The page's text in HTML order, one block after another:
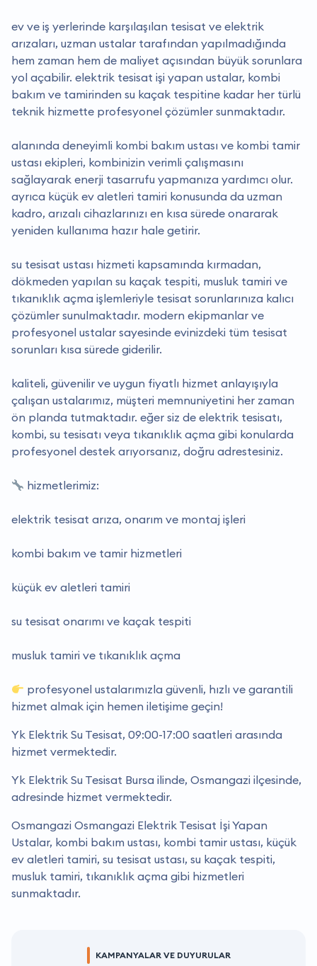
ev ve iş yerlerinde karşılaşılan tesisat ve elektrik
arızaları, uzman ustalar tarafından yapılmadığında
hem zaman hem de maliyet açısından büyük sorunlara
yol açabilir. elektrik tesisat i̇şi yapan ustalar, kombi
bakım ve tamirinden su kaçak tespitine kadar her türlü
teknik hizmette profesyonel çözümler sunmaktadır.
alanında deneyimli kombi bakım ustası ve kombi tamir
ustası ekipleri, kombinizin verimli çalışmasını
sağlayarak enerji tasarrufu yapmanıza yardımcı olur.
ayrıca küçük ev aletleri tamiri konusunda da uzman
kadro, arızalı cihazlarınızı en kısa sürede onararak
yeniden kullanıma hazır hale getirir.
su tesisat ustası hizmeti kapsamında kırmadan,
dökmeden yapılan su kaçak tespiti, musluk tamiri ve
tıkanıklık açma işlemleriyle tesisat sorunlarınıza kalıcı
çözümler sunulmaktadır. modern ekipmanlar ve
profesyonel ustalar sayesinde evinizdeki tüm tesisat
sorunları kısa sürede giderilir.
kaliteli, güvenilir ve uygun fiyatlı hizmet anlayışıyla
çalışan ustalarımız, müşteri memnuniyetini her zaman
ön planda tutmaktadır. eğer siz de elektrik tesisatı,
kombi, su tesisatı veya tıkanıklık açma gibi konularda
profesyonel destek arıyorsanız, doğru adrestesiniz.
hizmetlerimiz:
elektrik tesisat arıza, onarım ve montaj işleri
kombi bakım ve tamir hizmetleri
küçük ev aletleri tamiri
su tesisat onarımı ve kaçak tespiti
musluk tamiri ve tıkanıklık açma
profesyonel ustalarımızla güvenli, hızlı ve garantili
hizmet almak için hemen iletişime geçin!
Yk Elektrik Su Tesisat, 09:00-17:00 saatleri arasında
hizmet vermektedir.
Yk Elektrik Su Tesisat Bursa ilinde, Osmangazi ilçesinde,
adresinde hizmet vermektedir.
Osmangazi Osmangazi Elektrik Tesisat İşi Yapan
Ustalar, kombi bakım ustası, kombi tamir ustası, küçük
ev aletleri tamiri, su tesisat ustası, su kaçak tespiti,
musluk tamiri, tıkanıklık açma gibi hizmetleri
sunmaktadır.
KAMPANYALAR VE DUYURULAR